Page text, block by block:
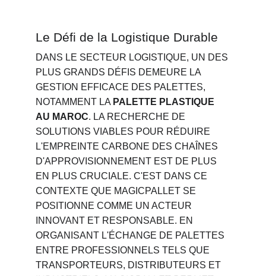
Le Défi de la Logistique Durable
DANS LE SECTEUR LOGISTIQUE, UN DES
PLUS GRANDS DÉFIS DEMEURE LA
GESTION EFFICACE DES PALETTES,
NOTAMMENT LA PALETTE PLASTIQUE
AU MAROC. LA RECHERCHE DE
SOLUTIONS VIABLES POUR RÉDUIRE
L'EMPREINTE CARBONE DES CHAÎNES
D'APPROVISIONNEMENT EST DE PLUS
EN PLUS CRUCIALE. C'EST DANS CE
CONTEXTE QUE MAGICPALLET SE
POSITIONNE COMME UN ACTEUR
INNOVANT ET RESPONSABLE. EN
ORGANISANT L'ÉCHANGE DE PALETTES
ENTRE PROFESSIONNELS TELS QUE
TRANSPORTEURS, DISTRIBUTEURS ET